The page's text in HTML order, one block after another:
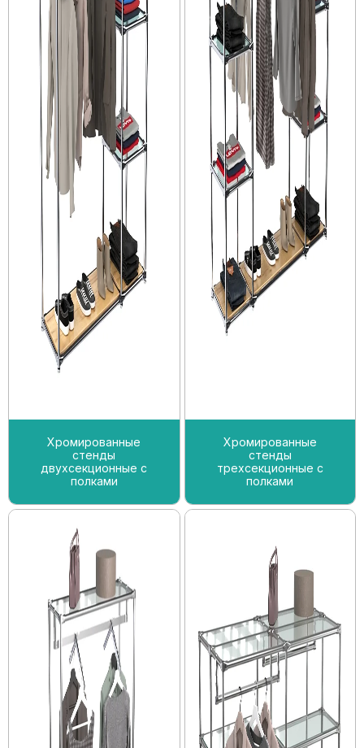
Хромированные
стенды
двухсекционные с
полками
Хромированные
стенды
трехсекционные с
полками